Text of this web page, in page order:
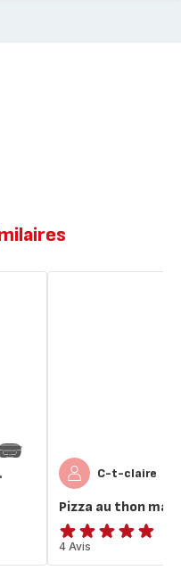
C-t-claire
Pizza au thon
ratings.4.8
4 Avis